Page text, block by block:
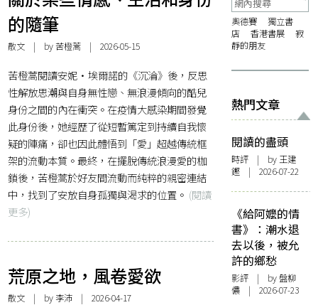
的隨筆
散文 | by 苦橙蒿 | 2026-05-15
苦橙蒿閱讀安妮·埃爾諾的《沉淪》後，反思
性解放思潮與自身無性戀、無浪漫傾向的酷兒
身份之間的內在衝突。在疫情大感染期間發覺
此身份後，她經歷了從短暫篤定到持續自我懷
疑的陣痛，卻也因此體悟到「愛」超越傳統框
架的流動本質。最終，在擺脫傳統浪漫愛的枷
鎖後，苦橙蒿於好友間流動而純粹的親密連結
中，找到了安放自身孤獨與渴求的位置。 (閱讀
更多)
荒原之地，風卷愛欲
散文 | by 李沛 | 2026-04-17
奧德賽
獨立書
店
香港書展
寂
靜的朋友
熱門文章
閱讀的盡頭
時評 | by 王建
鏗 | 2026-07-22
《給阿嬤的情
書》：潮水退
去以後，被允
許的鄉愁
影評 | by 盤柳
儂 | 2026-07-23